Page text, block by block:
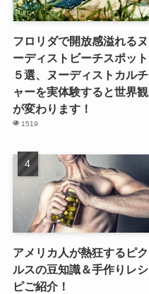
フロリダで開放感溢れるヌ
ーディストビーチスポット
５選、ヌーディストカルチ
ャーを実体験すると世界観
が変わります！
1519
アメリカ人が熱狂するピク
ルスの豆知識＆手作りレシ
ピご紹介！